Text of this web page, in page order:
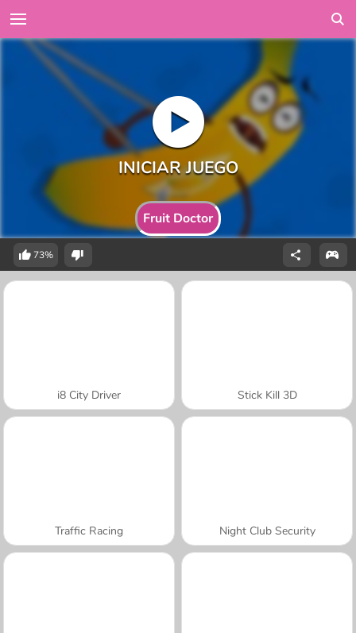
Fruit Doctor
73%
i8 City Driver Stick Kill 3D
Traffic Racing Night Club Security